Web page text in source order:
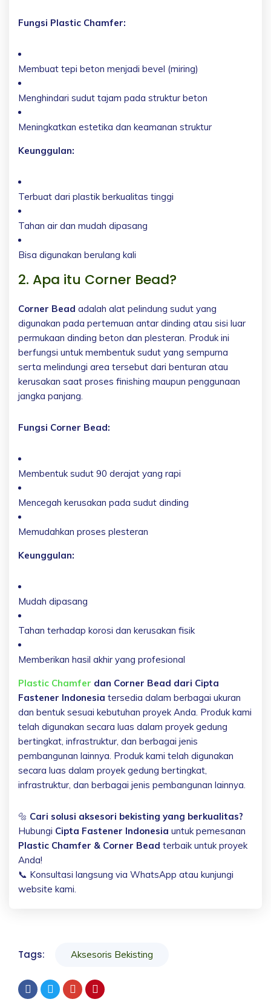
Fungsi Plastic Chamfer:
Membuat tepi beton menjadi bevel (miring)
Menghindari sudut tajam pada struktur beton
Meningkatkan estetika dan keamanan struktur
Keunggulan:
Terbuat dari plastik berkualitas tinggi
Tahan air dan mudah dipasang
Bisa digunakan berulang kali
2. Apa itu Corner Bead?
Corner Bead adalah alat pelindung sudut yang
digunakan pada pertemuan antar dinding atau sisi luar
permukaan dinding beton dan plesteran. Produk ini
berfungsi untuk membentuk sudut yang sempurna
serta melindungi area tersebut dari benturan atau
kerusakan saat proses finishing maupun penggunaan
jangka panjang.
Fungsi Corner Bead:
Membentuk sudut 90 derajat yang rapi
Mencegah kerusakan pada sudut dinding
Memudahkan proses plesteran
Keunggulan:
Mudah dipasang
Tahan terhadap korosi dan kerusakan fisik
Memberikan hasil akhir yang profesional
Plastic Chamfer dan Corner Bead dari Cipta
Fastener Indonesia tersedia dalam berbagai ukuran
dan bentuk sesuai kebutuhan proyek Anda. Produk kami
telah digunakan secara luas dalam proyek gedung
bertingkat, infrastruktur, dan berbagai jenis
pembangunan lainnya. Produk kami telah digunakan
secara luas dalam proyek gedung bertingkat,
infrastruktur, dan berbagai jenis pembangunan lainnya.
🔩 Cari solusi aksesori bekisting yang berkualitas?
Hubungi Cipta Fastener Indonesia untuk pemesanan
Plastic Chamfer & Corner Bead terbaik untuk proyek
Anda!
📞 Konsultasi langsung via WhatsApp atau kunjungi
website kami.
Tags: Aksesoris Bekisting